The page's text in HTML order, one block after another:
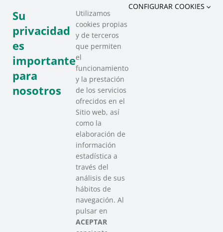
construir el cambio con las
piezas de la inclusión, la solidaridad y la
diversidad
. A continuación podéis ver las
fotos del la actividad. ¡Muchas gracias a
todas las personas que habéis participado!
SAREEN SAREA
Asociación que agrupa a las redes
del Tercer Sector Social en Euskadi
Su
privacidad
es
importante
para
nosotros
Utilizamos
cookies propias
y de terceros
que permiten
el
funcionamiento
y la prestación
de los servicios
ofrecidos en el
Sitio web, así
como la
elaboración de
información
estadística a
través del
análisis de sus
hábitos de
navegación. Al
pulsar en
ACEPTAR
CONFIGURAR COOKIES